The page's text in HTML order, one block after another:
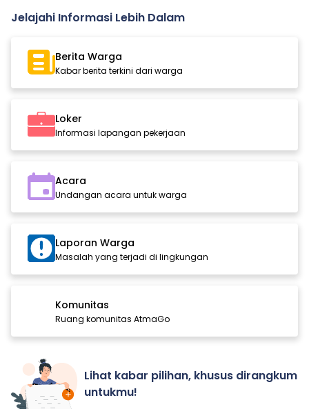
Jelajahi Informasi Lebih Dalam
Berita Warga
Kabar berita terkini dari warga
Loker
Informasi lapangan pekerjaan
Acara
Undangan acara untuk warga
Laporan Warga
Masalah yang terjadi di lingkungan
Komunitas
Ruang komunitas AtmaGo
Lihat kabar pilihan, khusus dirangkum
untukmu!